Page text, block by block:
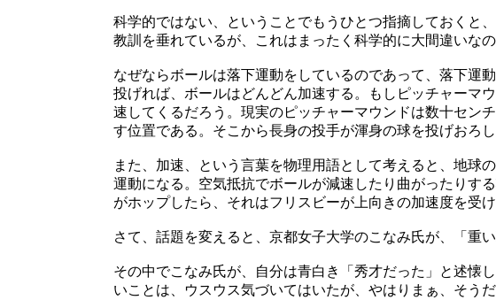
科学的ではない、ということでもうひとつ指摘しておくと
教訓を垂れているが、これはまったく科学的に大間違いなの
なぜならボールは落下運動をしているのであって、落下運
投げれば、ボールはどんどん加速する。もしピッチャーマ
速してくるだろう。現実のピッチャーマウンドは数十セン
す位置である。そこから長身の投手が渾身の球を投げおろ
また、加速、という言葉を物理用語として考えると、地球
運動になる。空気抵抗でボールが減速したり曲がったりす
がホップしたら、それはフリスビーが上向きの加速度を受
さて、話題を変えると、京都女子大学のこなみ氏が、「重
その中でこなみ氏が、自分は青白き「秀才だった」と述懐
いことは、ウスウス気づいてはいたが、やはりまぁ、そう